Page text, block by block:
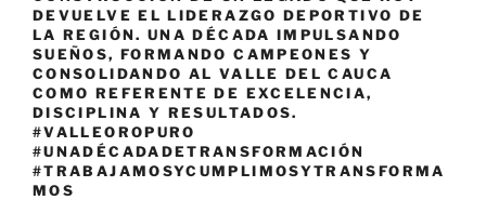
DEVUELVE EL LIDERAZGO DEPORTIVO DE
LA REGIÓN. UNA DÉCADA IMPULSANDO
SUEÑOS, FORMANDO CAMPEONES Y
CONSOLIDANDO AL VALLE DEL CAUCA
COMO REFERENTE DE EXCELENCIA,
DISCIPLINA Y RESULTADOS.
#VALLEOROPURO
#UNADÉCADADETRANSFORMACIÓN
#TRABAJAMOSYCUMPLIMOSYTRANSFORMA
MOS